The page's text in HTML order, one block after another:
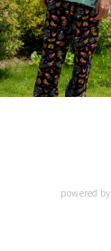
powered by